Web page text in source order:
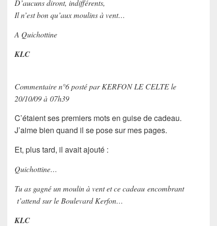
D’aucuns diront, indifférents,
Il n’est bon qu’aux moulins à vent…
A Quichottine
KLC
Commentaire n°6 posté par KERFON LE CELTE le
20/10/09 à 07h39
C’étaient ses premiers mots en guise de cadeau.
J’aime bien quand il se pose sur mes pages.
Et, plus tard, il avait ajouté :
Quichottine…
Tu as gagné un moulin à vent et ce cadeau encombrant
t’attend sur le Boulevard Kerfon…
KLC